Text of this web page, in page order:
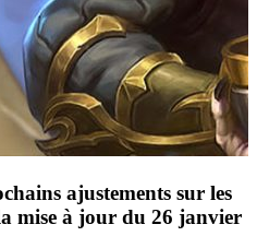
ajustements sur les
mise à jour du 26 janvier